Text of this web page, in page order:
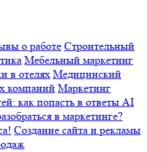
Комплексный аудит
Создание продающих
Pages для
магазинов Продвижение
в ТОП 1 Яндекс и
рекламы Яндекс
Создание маркетинг-китов и